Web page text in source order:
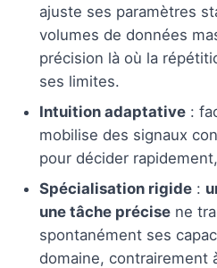
ajuste ses paramètres
volumes de données
précision là où la
ses limites.
Intuition adaptative :
mobilise des signaux
pour décider
Spécialisation rigide :
une tâche précise ne
spontanément ses
domaine, contrairement